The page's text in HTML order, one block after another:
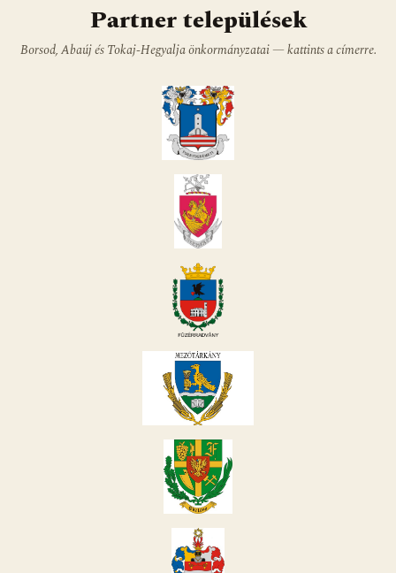
Partner települések
Borsod, Abaúj és Tokaj-Hegyalja önkormányzatai — kattints a címerre.